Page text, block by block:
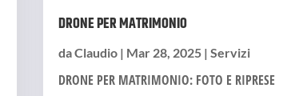
DRONE PER MATRIMONIO
daClaudio| Mar 28, 2025| Servizi
DRONE PER MATRIMONIO: FOTO E RIPRESE